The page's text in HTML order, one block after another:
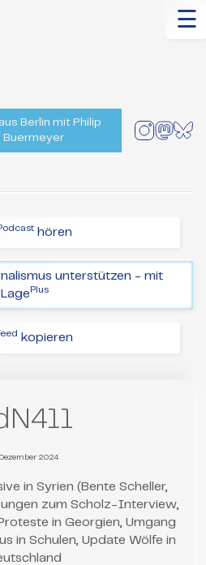
☰
Berlin mit Philip
Buermeyer
hören
unterstützen - mit
Lage Plus
kopieren
2024
in Syrien (Bente Scheller,
zum Scholz-Interview,
in Georgien, Umgang
in Schulen, Update Wölfe in